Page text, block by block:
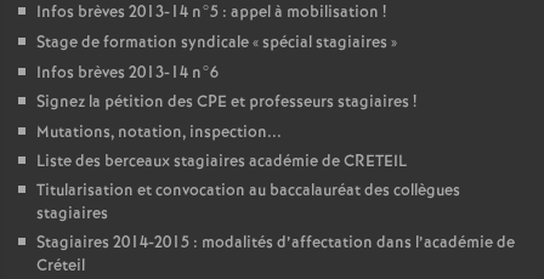
Infos brèves 2013-14 n°5 : appel à mobilisation !
Stage de formation syndicale «spécial stagiaires »
Infos brèves 2013-14 n°6
Signez la pétition des CPE et professeurs stagiaires !
Mutations, notation, inspection...
Liste des berceaux stagiaires académie deCRETEIL
Titularisation et convocation au baccalauréat des collègues
stagiaires
Stagiaires 2014-2015 : modalités d’affectation dans l’académie de
Créteil